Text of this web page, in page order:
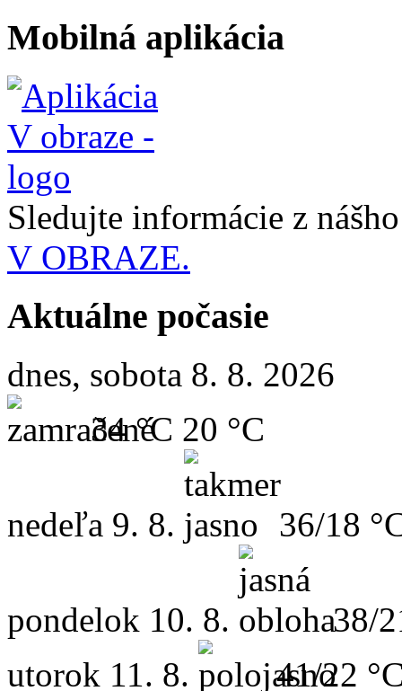
Mobilná aplikácia
Sledujte informácie z
V OBRAZE.
Aktuálne počasie
dnes, sobota 8. 8. 2026
34 °C 20 °C
nedeľa 9. 8. 36/18
pondelok 10. 8.
38/
utorok 11. 8. 41/22